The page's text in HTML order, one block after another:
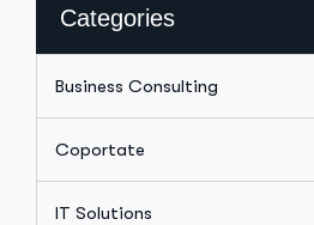
Categories
Business Consulting
Coportate
IT Solutions